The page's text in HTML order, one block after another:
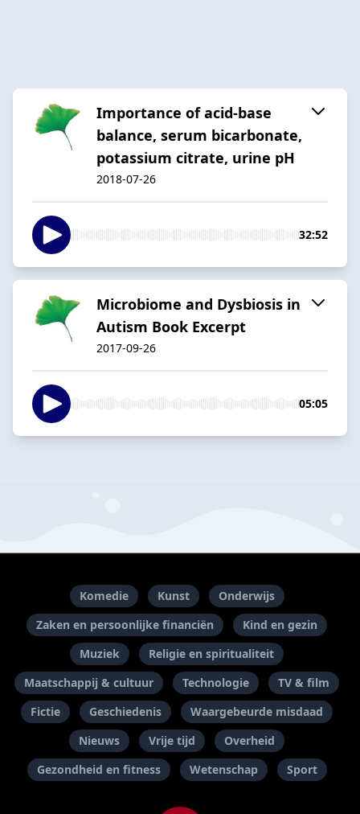
Importance of acid-base
balance, serum bicarbonate,
potassium citrate, urine pH
2018-07-26
32:52
Microbiome and Dysbiosis in
Autism Book Excerpt
2017-09-26
05:05
Komedie Kunst
Onderwijs
Zaken en persoonlijke financiën
Kind en gezin
Muziek
Religie en spiritualiteit
Maatschappij & cultuur
Technologie
TV & film
Fictie
Geschiedenis
Waargebeurde misdaad
Nieuws
Vrije tijd
Overheid
Gezondheid en fitness
Wetenschap Sport